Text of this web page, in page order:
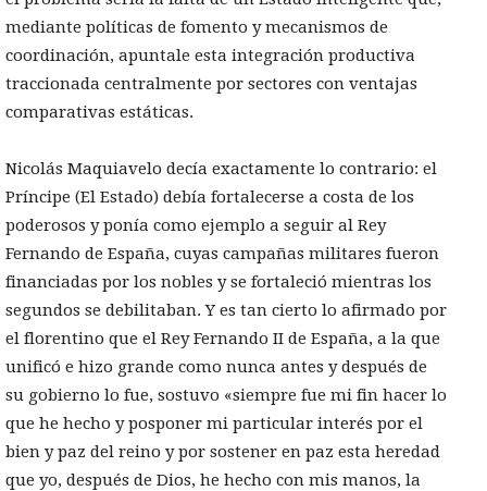
mediante políticas de fomento y mecanismos de
coordinación, apuntale esta integración productiva
traccionada centralmente por sectores con ventajas
comparativas estáticas.
Nicolás Maquiavelo decía exactamente lo contrario: el
Príncipe (El Estado) debía fortalecerse a costa de los
poderosos y ponía como ejemplo a seguir al Rey
Fernando de España, cuyas campañas militares fueron
financiadas por los nobles y se fortaleció mientras los
segundos se debilitaban. Y es tan cierto lo afirmado por
el florentino que el Rey Fernando II de España, a la que
unificó e hizo grande como nunca antes y después de
su gobierno lo fue, sostuvo «siempre fue mi fin hacer lo
que he hecho y posponer mi particular interés por el
bien y paz del reino y por sostener en paz esta heredad
que yo, después de Dios, he hecho con mis manos, la